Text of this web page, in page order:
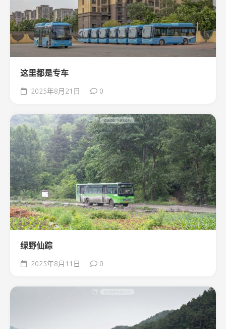
这里都是专车
2025年8月21日 0
绿野仙踪
2025年8月11日 0